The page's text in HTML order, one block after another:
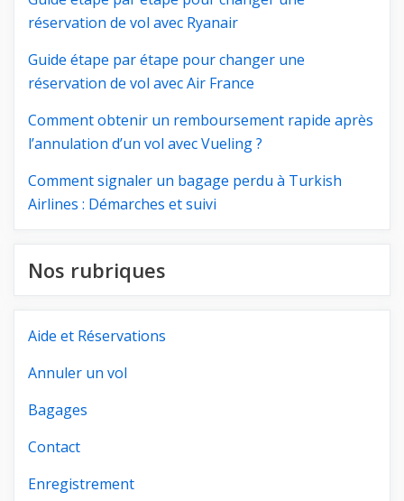
réservation de vol avec Ryanair
Guide étape par étape pour changer une
réservation de vol avec Air France
Comment obtenir un remboursement rapide après
l’annulation d’un vol avec Vueling ?
Comment signaler un bagage perdu à Turkish
Airlines : Démarches et suivi
Nos rubriques
Aide et Réservations
Annuler un vol
Bagages
Contact
Enregistrement